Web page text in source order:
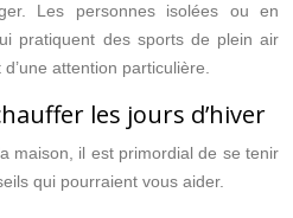
Les personnes isolées ou en
pratiquent des sports de plein air
attention particulière.
les jours d’hiver
maison, il est primordial de se tenir
qui pourraient vous aider.